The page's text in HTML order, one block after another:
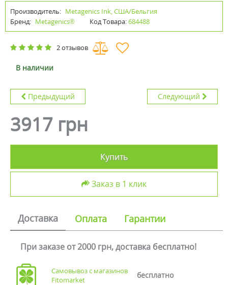
Производитель: Metagenics Ink, США/Бельгия
Бренд: Metagenics® Код Товара:684488
2 отзывов
В наличии
Предыдущий Следующий
3917 грн
Купить
Заказ в 1 клик
Доставка Оплата Гарантии
При заказе от 2000 грн, доставка бесплатно!
Самовывоз с магазинов
Fitomarket
бесплатно